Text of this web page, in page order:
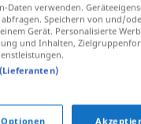
für
,hinarbeiten (auf),
Daten verwenden.
Speichern von und/
Gerät. Personalisierte
und Inhalten,